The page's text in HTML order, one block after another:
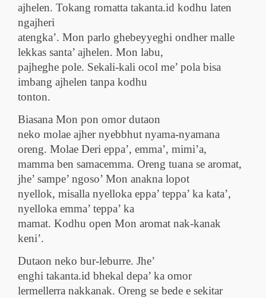
ajhelen. Tokang romattatakanta.id kodhu laten
ngajheri
atengka’. Mon parlo ghebeyyeghi ondher malle
lekkas santa’ ajhelen. Mon labu,
pajheghe pole. Sekali-kali ocol me’ pola bisa
imbang ajhelen tanpa kodhu
tonton.
Biasana Mon pon omor dutaon
neko molae ajher nyebbhut nyama-nyamana
oreng. Molae Deri eppa’, emma’, mimi’a,
mamma ben samacemma. Oreng tuana se aromat,
jhe’ sampe’ ngoso’ Mon anakna lopot
nyellok, misalla nyelloka eppa’ teppa’ ka kata’,
nyelloka emma’ teppa’ ka
mamat. Kodhu open Mon aromat nak-kanak
keni’.
Dutaon neko bur-leburre. Jhe’
enghitakanta.id bhekal depa’ ka omor
lermellerra nakkanak. Oreng se bede e sekitar